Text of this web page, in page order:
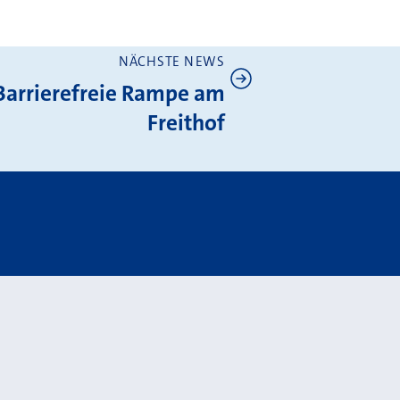
NÄCHSTE NEWS
Rampe am
Freithof